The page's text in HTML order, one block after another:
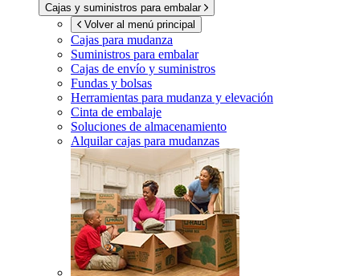
Cajas y suministros para embalar
Volver al menú principal
Cajas para mudanza
Suministros para embalar
Cajas de envío y suministros
Fundas y bolsas
Herramientas para mudanza y elevación
Cinta de embalaje
Soluciones de almacenamiento
Alquilar cajas para mudanzas